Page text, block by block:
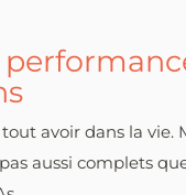
avoir dans la
aussi complets